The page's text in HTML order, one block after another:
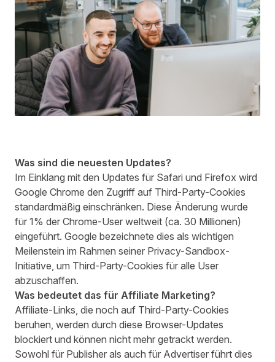
Was sind die neuesten Updates?
Im Einklang mit den Updates für Safari und Firefox wird
Google Chrome den Zugriff auf Third-Party-Cookies
standardmäßig einschränken. Diese Änderung wurde
für 1% der Chrome-User weltweit (ca. 30 Millionen)
eingeführt. Google bezeichnete dies als wichtigen
Meilenstein im Rahmen seiner Privacy-Sandbox-
Initiative, um Third-Party-Cookies für alle User
abzuschaffen.
Was bedeutet das für Affiliate Marketing?
Affiliate-Links, die noch auf Third-Party-Cookies
beruhen, werden durch diese Browser-Updates
blockiert und können nicht mehr getrackt werden.
Sowohl für Publisher als auch für Advertiser führt dies